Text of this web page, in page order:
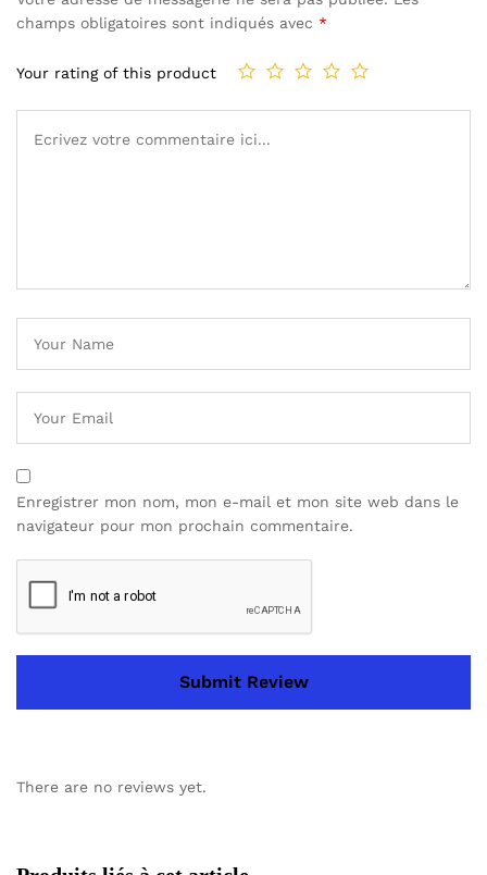
champs obligatoires sont indiqués avec *
Your rating of this product
Enregistrer mon nom, mon e-mail et mon site web dans le
navigateur pour mon prochain commentaire.
There are no reviews yet.